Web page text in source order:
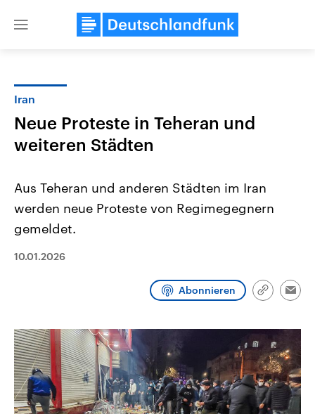
Close
2026
September 2026 einen neuen
Umfragen, Prognosen,
Wahlprogramme, aktuelle Berichte
und Hintergründe zu den Parteien
und Kandidaten der anstehenden
Wahl.
Wirtschaftlich und
gehören die Vereinigten
den mächtigsten Ländern
Sendungen Programm Podcasts
Audio-Archiv
Iran
Neue Proteste in Teheran und
weiteren Städten
Aus Teheran und anderen Städten im Iran
werden neue Proteste von Regimegegnern
gemeldet.
10.01.2026
Abonnieren
Link